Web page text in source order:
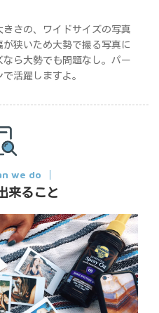
さの、ワイドサイズの写真
狭いため大勢で撮る写真に
ら大勢でも問題なし。パー
活躍しますよ。
we do
来ること